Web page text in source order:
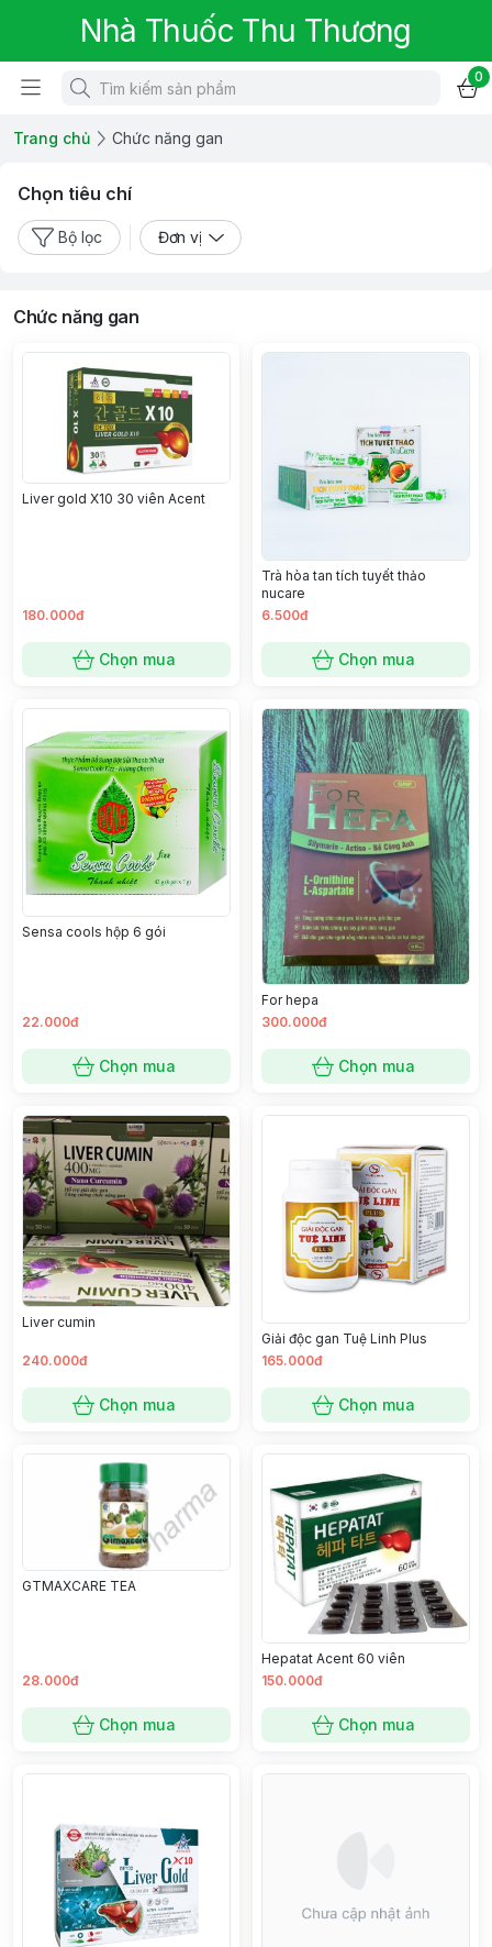
Nhà Thuốc Thu Thương
0
Trang chủ Chức năng gan
Chọn tiêu chí
Bộ lọc Đơn vị
Chức năng gan
Liver gold X10 30 viên Acent
180.000đ
Chọn mua
Trà hòa tan tích tuyết thảo
nucare
6.500đ
Chọn mua
Sensa cools hộp 6 gói
22.000đ
Chọn mua
For hepa
300.000đ
Chọn mua
Liver cumin
240.000đ
Chọn mua
Giải độc gan Tuệ Linh Plus
165.000đ
Chọn mua
GTMAXCARE TEA
28.000đ
Chọn mua
Hepatat Acent 60 viên
150.000đ
Chọn mua